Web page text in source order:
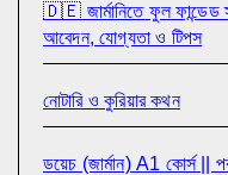
🇩🇪 জার্মানিতে ফুল ফান্ডেড
আবেদন, যোগ্যতা ও টিপস
নোটারি ও কুরিয়ার কথন
ডয়েচ (জার্মান) A1 কোর্স